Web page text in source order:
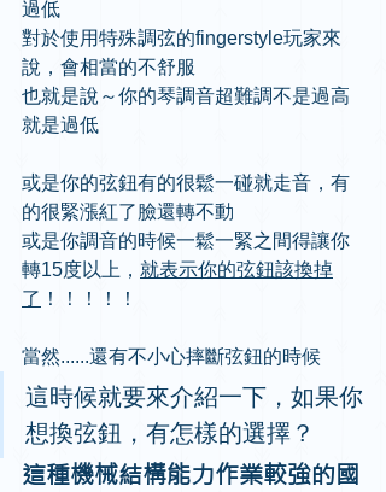
過低
對於使用特殊調弦的fingerstyle玩家來
說，會相當的不舒服
也就是說～你的琴調音超難調不是過高
就是過低
或是你的弦鈕有的很鬆一碰就走音，有
的很緊漲紅了臉還轉不動
或是你調音的時候一鬆一緊之間得讓你
轉15度以上， 就表示你的弦鈕該換掉
了 ！！！！！
當然......還有不小心摔斷弦鈕的時候
這時候就要來介紹一下，如果你
想換弦鈕，有怎樣的選擇？
這種機械結構能力作業較強的國